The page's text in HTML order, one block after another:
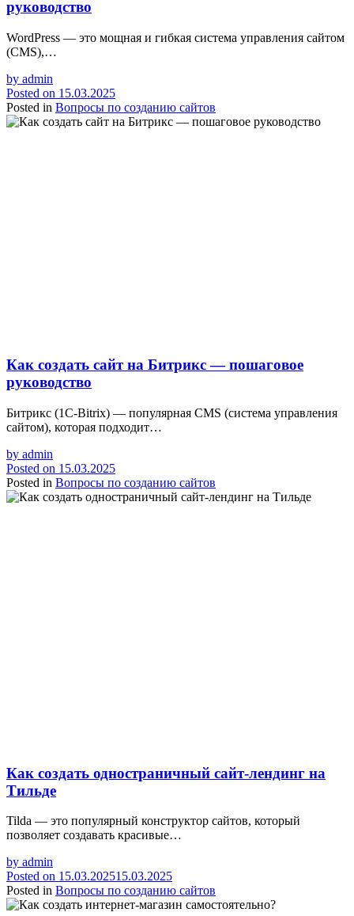
руководство
WordPress — это мощная и гибкая система управления сайтом
(CMS),…
by admin
Posted on 15.03.2025
Posted in Вопросы по созданию сайтов
Как создать сайт на Битрикс — пошаговое
руководство
Битрикс (1С-Bitrix) — популярная CMS (система управления
сайтом), которая подходит…
by admin
Posted on 15.03.2025
Posted in Вопросы по созданию сайтов
Как создать одностраничный сайт-лендинг на
Тильде
Tilda — это популярный конструктор сайтов, который
позволяет создавать красивые…
by admin
Posted on 15.03.202515.03.2025
Posted in Вопросы по созданию сайтов